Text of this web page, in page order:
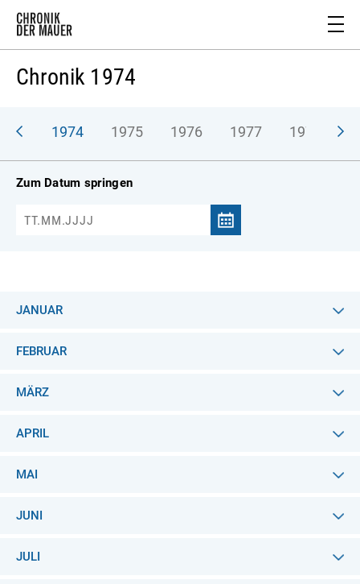
Chronik 1974
1974 1975 1976 1977 1978
Zum Datum springen
JANUAR
FEBRUAR
MÄRZ
APRIL
MAI
JUNI
JULI